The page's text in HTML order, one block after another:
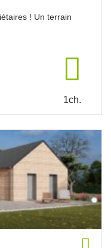
! Un terrain
1ch.